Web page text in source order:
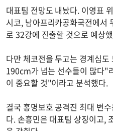
대표팀 전망도 내놨다. 이영표
시코, 남아프리카공화국전에서
로 32강에 진출할 것으로 예상
다만 체코전을 두고는 경계심
190cm가 넘는 선수들이 많다"
이 중요할 것"이라고 분석했다.
결국 홍명보호 공격진 최대 변
다. 손흥민은 대표팀 상징이고,